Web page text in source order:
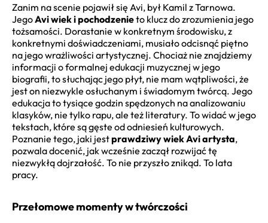
Zanim na scenie pojawił się Avi, był Kamil z Tarnowa.
JegoAvi wiek i pochodzenieto klucz do zrozumienia jego
tożsamości. Dorastanie w konkretnym środowisku, z
konkretnymi doświadczeniami, musiało odcisnąć piętno
na jego wrażliwości artystycznej. Chociaż nie znajdziemy
informacji o formalnej edukacji muzycznej w jego
biografii, to słuchając jego płyt, nie mam wątpliwości, że
jest on niezwykle osłuchanym i świadomym twórcą. Jego
edukacja to tysiące godzin spędzonych na analizowaniu
klasyków, nie tylko rapu, ale też literatury. To widać w jego
tekstach, które są gęste od odniesień kulturowych.
Poznanie tego, jaki jestprawdziwy wiek Avi artysta,
pozwala docenić, jak wcześnie zaczął rozwijać tę
niezwykłą dojrzałość. To nie przyszło znikąd. To lata
pracy.
Przełomowe momenty w twórczości